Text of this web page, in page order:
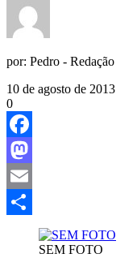
por: Pedro - Redação
10 de agosto de 2013
0
Facebook
Mastodon
Email
SEM FOTO